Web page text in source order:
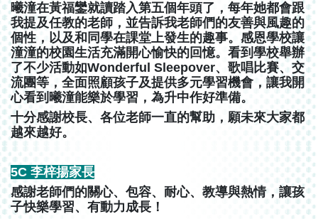
曦潼在黃福鑾就讀踏入第五個年頭了，每年她都會跟
我提及任教的老師，並告訴我老師們的友善與風趣的
個性，以及和同學在課堂上發生的趣事。感恩學校讓
潼潼的校園生活充滿開心愉快的回憶。看到學校舉辦
了不少活動如Wonderful Sleepover、歌唱比賽、交
流團等，全面照顧孩子及提供多元學習機會，讓我開
心看到曦潼能樂於學習，為升中作好準備。
十分感謝校長、各位老師一直的幫助，願未來大家都
越來越好。
5C 李梓揚家長
感謝老師們的關心、包容、耐心、教導與熱情，讓孩
子快樂學習、有動力成長！